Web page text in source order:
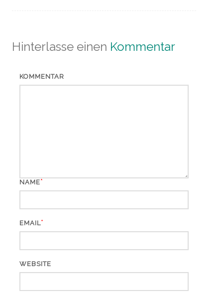
Hinterlasse einen Kommentar
KOMMENTAR
NAME*
EMAIL*
WEBSITE